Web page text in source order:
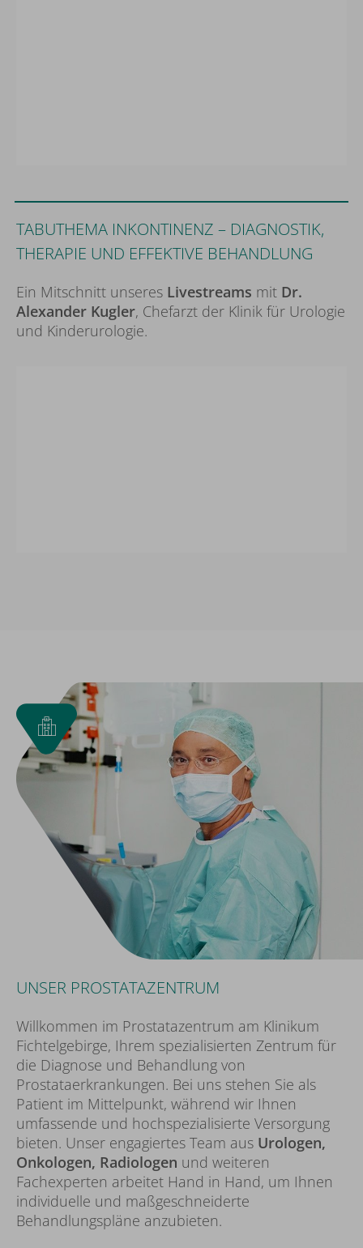
Wir brauchen Ihr Einverständnis!
Wir benutzen Drittanbieter (hier 'YouTube'),
um Inhalte einzubinden. Diese können
persönliche Daten über Ihre Aktivitäten
geben sie Ihre Einwilligung.
Mehr Infos Externe Medien Akzeptieren
TABUTHEMA INKONTINENZ – DIAGNOSTIK,
THERAPIE UND EFFEKTIVE BEHANDLUNG
Ein Mitschnitt unseres Livestreams mit Dr.
Alexander Kugler, Chefarzt der Klinik für Urologie
und Kinderurologie.
geben sie Ihre Einwilligung.
Mehr Infos Externe Medien Akzeptieren
UNSER PROSTATAZENTRUM
Willkommen im Prostatazentrum am Klinikum
Fichtelgebirge, Ihrem spezialisierten Zentrum für
die Diagnose und Behandlung von
Prostataerkrankungen. Bei uns stehen Sie als
Patient im Mittelpunkt, während wir Ihnen
umfassende und hochspezialisierte Versorgung
bieten. Unser engagiertes Team aus Urologen,
Onkologen, Radiologen und weiteren
Fachexperten arbeitet Hand in Hand, um Ihnen
individuelle und maßgeschneiderte
Behandlungspläne anzubieten.